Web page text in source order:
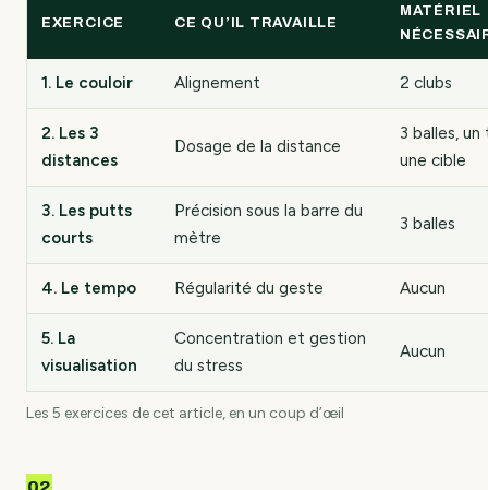
Les 5 exercices de cet article, en un coup d’œil
EXERCICE CE QU’IL TRAVAILLE
MATÉRIEL
1. Le couloir Alignement 2 clubs
2. Les 3
distances
Dosage de la distance
3 balles,
une cible
3. Les putts
courts
Précision sous la barre du
mètre
3 balles
4. Le tempo Régularité du geste Aucun
5. La
visualisation
Concentration et gestion
du stress
Aucun